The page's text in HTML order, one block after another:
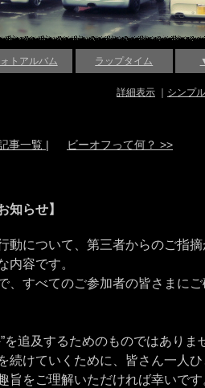
トアルバム ラップタイム
詳細表示 シンプ
事一覧 | ビーオフって何？ >>
知らせ】
動について、第三者からのご指摘
内容です。
、すべてのご参加者の皆さまにご
追及するためのものではありま
続けていくために、皆さん一人
をご理解いただければ幸いです